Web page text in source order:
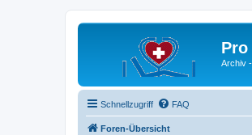
Archiv
Schnellzugriff FAQ
Foren-Übersicht